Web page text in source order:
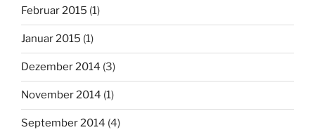
Februar 2015 (1)
Januar 2015 (1)
Dezember 2014 (3)
November 2014 (1)
September 2014 (4)